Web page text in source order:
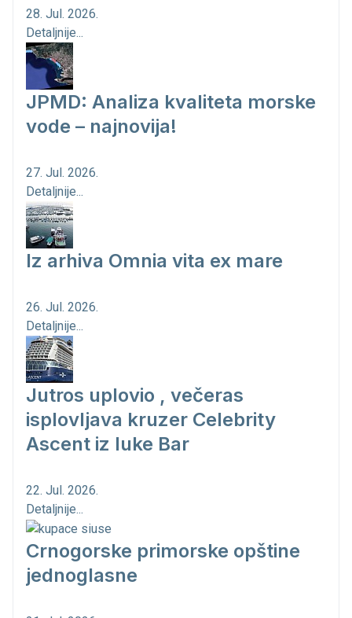
28. Jul. 2026.
Detaljnije...
JPMD: Analiza kvaliteta morske
vode – najnovija!
27. Jul. 2026.
Detaljnije...
Iz arhiva Omnia vita ex mare
26. Jul. 2026.
Detaljnije...
Jutros uplovio , večeras
isplovljava kruzer Celebrity
Ascent iz luke Bar
22. Jul. 2026.
Detaljnije...
Crnogorske primorske opštine
jednoglasne